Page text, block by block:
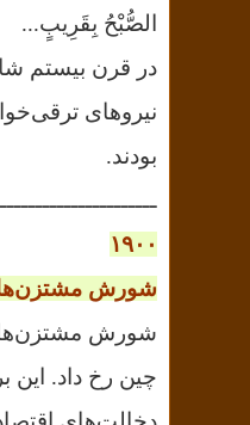
الصُّبْحُ بِقَرِيبٍ...
در قرن بیستم
نیروهای
بودند.
۱۹۰۰
شورش
چین رخ داد. این